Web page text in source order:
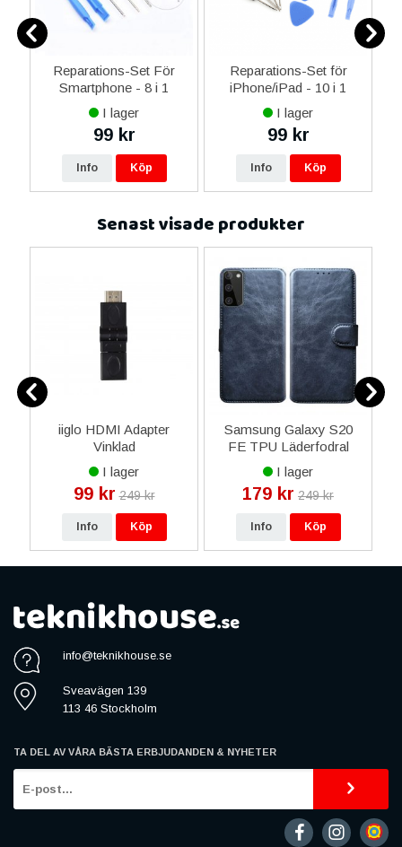
Reparations-Set För
Smartphone - 8 i 1
I lager
99 kr
Info Köp
Reparations-Set för
iPhone/iPad - 10 i 1
I lager
99 kr
Info Köp
Senast visade produkter
iiglo HDMI Adapter
Vinklad
I lager
99 kr 249 kr
Info Köp
Samsung Galaxy S20
FE TPU Läderfodral
Skal - Minificka - Svart
I lager
179 kr 249 kr
Info Köp
info@teknikhouse.se
Sveavägen 139
113 46 Stockholm
TA DEL AV VÅRA BÄSTA ERBJUDANDEN & NYHETER